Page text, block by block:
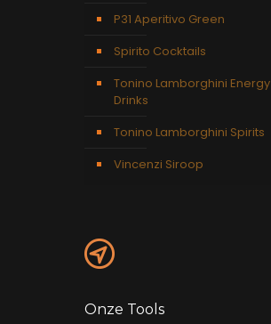
P31 Aperitivo Green
Spirito Cocktails
Tonino Lamborghini Energy
Drinks
Tonino Lamborghini Spirits
Vincenzi Siroop
Onze Tools